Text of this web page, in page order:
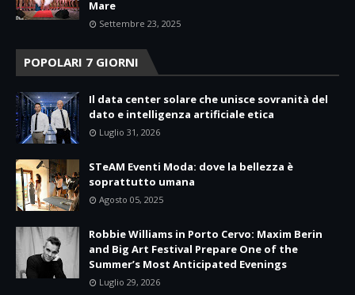
Mare
Settembre 23, 2025
POPOLARI 7 GIORNI
Il data center solare che unisce sovranità del
dato e intelligenza artificiale etica
Luglio 31, 2026
STeAM Eventi Moda: dove la bellezza è
soprattutto umana
Agosto 05, 2025
Robbie Williams in Porto Cervo: Maxim Berin
and Big Art Festival Prepare One of the
Summer’s Most Anticipated Evenings
Luglio 29, 2026